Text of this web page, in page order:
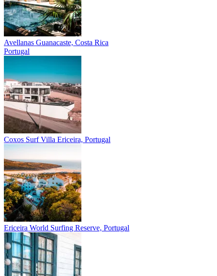
Avellanas Guanacaste, Costa Rica
Portugal
Coxos Surf Villa Ericeira, Portugal
Ericeira World Surfing Reserve, Portugal